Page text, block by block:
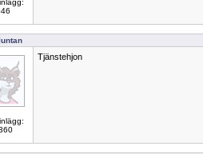
Tjänstehjon